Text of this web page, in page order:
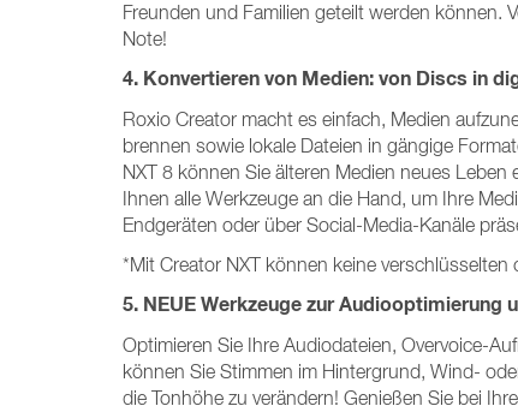
Freunden und Familien geteilt werden können.
Note!
4. Konvertieren von Medien: von Discs in
Roxio Creator macht es einfach, Medien
brennen sowie lokale Dateien in gängige
NXT 8 können Sie älteren Medien neues
Ihnen alle Werkzeuge an die Hand, um Ihre
Endgeräten oder über Social-Media-Kanäle
*Mit Creator NXT können keine
5. NEUE Werkzeuge zur Audiooptimierung
Optimieren Sie Ihre Audiodateien, Overvoice-
können Sie Stimmen im Hintergrund, Wind-
die Tonhöhe zu verändern! Genießen Sie bei